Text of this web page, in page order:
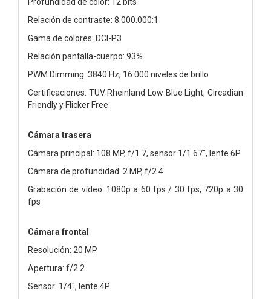
Relación de contraste: 8.000.000:1
Gama de colores: DCI-P3
Relación pantalla-cuerpo: 93%
PWM Dimming: 3840 Hz, 16.000 niveles de brillo
Certificaciones: TÜV Rheinland Low Blue Light, Circadian
Friendly y Flicker Free
Cámara trasera
Cámara principal: 108 MP, f/1.7, sensor 1/1.67", lente 6P
Cámara de profundidad: 2 MP, f/2.4
Grabación de vídeo: 1080p a 60 fps / 30 fps, 720p a 30
fps
Cámara frontal
Resolución: 20 MP
Apertura: f/2.2
Sensor: 1/4", lente 4P